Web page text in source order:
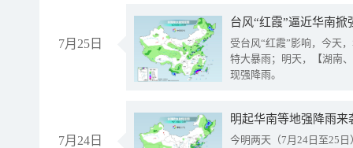
7月25日
台风“红霞”逼近华南
受台风“红霞”影响，今天
特大暴雨；明天，【湖南
现强降雨。
7月24日
明起华南等地强降雨
今明两天（7月24日至25